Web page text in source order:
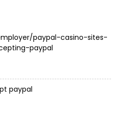
paypal-casino-sites-
paypal
paypal